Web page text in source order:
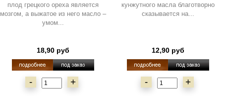
плод грецкого ореха является
мозгом, а выжатое из него масло –
умом...
18,90 руб
- +
кунжутного масла благотворно
сказывается на...
12,90 руб
- +